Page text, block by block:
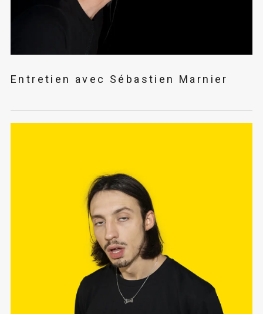
Entretien avec Sébastien Marnier